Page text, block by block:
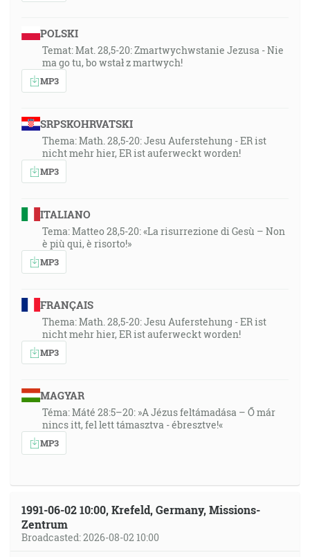
POLSKI
Temat: Mat. 28,5-20: Zmartwychwstanie Jezusa - Nie
ma go tu, bo wstał z martwych!
MP3
SRPSKOHRVATSKI
Thema: Math. 28,5-20: Jesu Auferstehung - ER ist
nicht mehr hier, ER ist auferweckt worden!
MP3
ITALIANO
Tema: Matteo 28,5-20: «La risurrezione di Gesù – Non
è più qui, è risorto!»
MP3
FRANÇAIS
Thema: Math. 28,5-20: Jesu Auferstehung - ER ist
nicht mehr hier, ER ist auferweckt worden!
MP3
MAGYAR
Téma: Máté 28:5–20: »A Jézus feltámadása – Ő már
nincs itt, fel lett támasztva - ébresztve!«
MP3
1991-06-02 10:00, Krefeld, Germany, Missions-
Zentrum
Broadcasted: 2026-08-02 10:00